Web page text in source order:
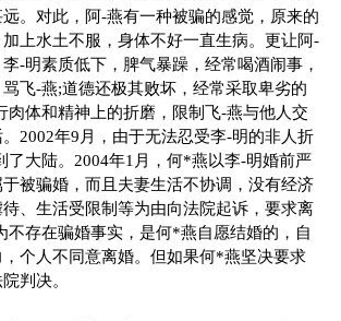
。对此，阿-燕有一种被骗的感觉，原来的
上水土不服，身体不好一直生病。更让阿-
-明素质低下，脾气暴躁，经常喝酒闹事，
飞-燕;道德还极其败坏，经常采取卑劣的
肉体和精神上的折磨，限制飞-燕与他人交
2002年9月，由于无法忍受李-明的非人折
了大陆。2004年1月，何*燕以李-明婚前严
被骗婚，而且夫妻生活不协调，没有经济
、生活受限制等为由向法院起诉，要求离
不存在骗婚事实，是何*燕自愿结婚的，自
个人不同意离婚。但如果何*燕坚决要求
判决。